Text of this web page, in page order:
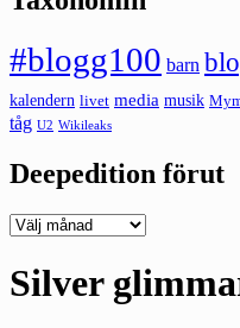
#blogg100 barn
kalendern livet media musik
tåg U2 Wikileaks
Deepedition förut
Deepedition
Silver